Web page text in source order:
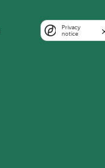
Privacy
notice